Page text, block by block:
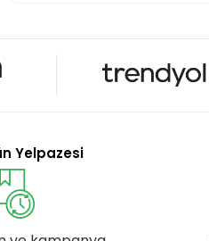
Yelpazesi